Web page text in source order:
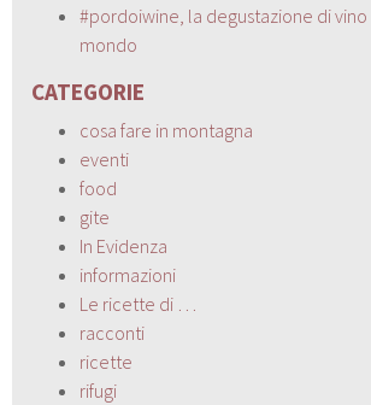
#pordoiwine, la degustazione di
mondo
CATEGORIE
cosa fare in montagna
eventi
food
gite
In Evidenza
informazioni
Le ricette di …
racconti
ricette
rifugi